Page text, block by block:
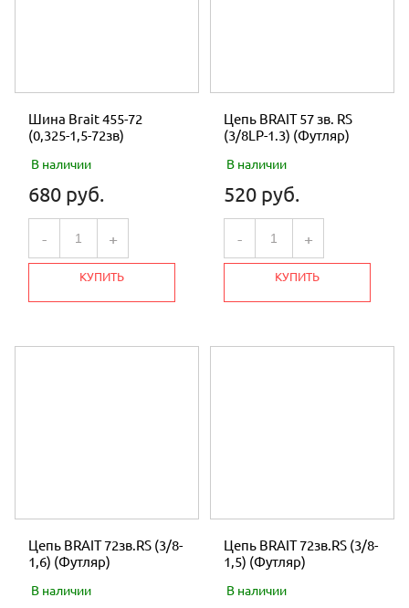
Шина Brait 455-72
(0,325-1,5-72зв)
В наличии
680 руб.
- +
КУПИТЬ
Цепь BRAIT 57 зв. RS
(3/8LP-1.3) (Футляр)
В наличии
520 руб.
- +
КУПИТЬ
Цепь BRAIT 72зв.RS (3/8-
1,6) (Футляр)
В наличии
Цепь BRAIT 72зв.RS (3/8-
1,5) (Футляр)
В наличии